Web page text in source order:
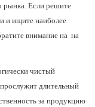
рынка. Если решите
и ищите наиболее
внимание на на
чистый
длительный
за продукцию